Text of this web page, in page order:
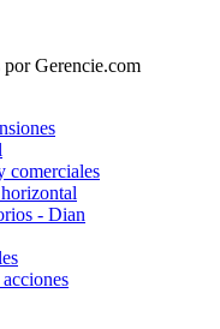
por Gerencie.com
comerciales
- Dian